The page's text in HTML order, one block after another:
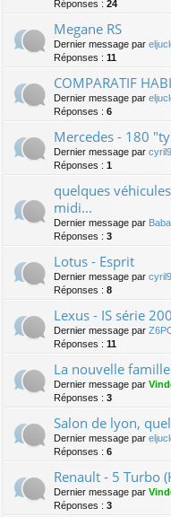
Réponses : 24
Megane RS
Dernier message par
Réponses : 11
COMPARATIF
Dernier message par
Réponses : 6
Mercedes - 180
Dernier message par
Réponses : 1
quelques
midi...
Dernier message par
Réponses : 3
Lotus - Esprit
Dernier message par
Réponses : 8
Lexus - IS série 200
Dernier message par
Réponses : 11
La nouvelle
Dernier message par
Réponses : 3
Salon de lyon,
Dernier message par
Réponses : 6
Renault - 5 Turbo
Dernier message par
Réponses : 3